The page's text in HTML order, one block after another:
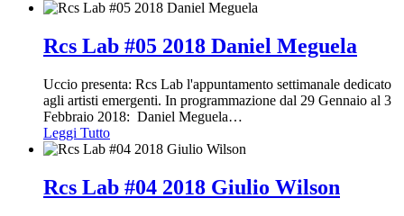
Rcs Lab #05 2018 Daniel Meguela
Uccio presenta: Rcs Lab l'appuntamento settimanale dedicato
agli artisti emergenti. In programmazione dal 29 Gennaio al 3
Febbraio 2018: Daniel Meguela…
Leggi Tutto
Rcs Lab #04 2018 Giulio Wilson